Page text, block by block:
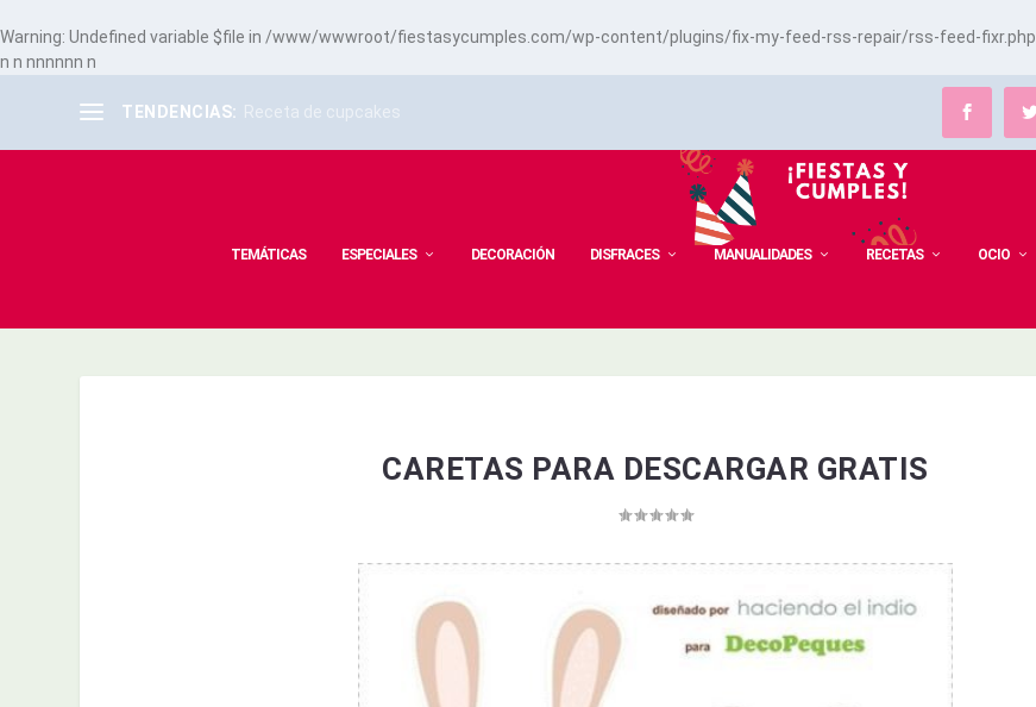
Warning: Undefined variable $file in /www/wwwroot/fiestasycumples.com/wp-content/plugins/fix-my-feed-rss-repair/rss-feed-fixr.php
n n nnnnnn n
TENDENCIAS: Receta de cupcakes
TEMÁTICAS ESPECIALES DECORACIÓN DISFRACES MANUALIDADES RECETAS OCIO
CARETAS PARA DESCARGAR GRATIS